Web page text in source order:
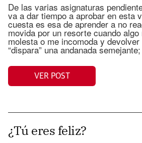
De las varias asignaturas
va a dar tiempo a aprobar en esta
cuesta es esa de aprender a no
movida por un resorte cuando
molesta o me incomoda y
“dispara” una andanada
VER POST
¿Tú eres feliz?